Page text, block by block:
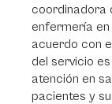
coordinadora
enfermería en
acuerdo con
del servicio
atención en
pacientes y